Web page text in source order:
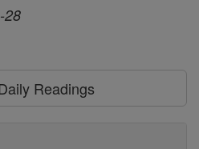
28
Readings